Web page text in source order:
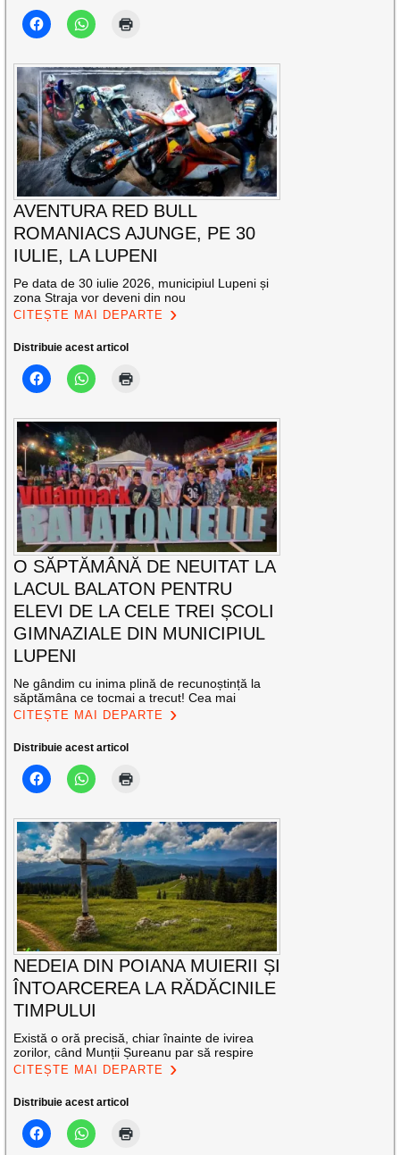
AVENTURA RED BULL
ROMANIACS AJUNGE, PE 30
IULIE, LA LUPENI
Pe data de 30 iulie 2026, municipiul Lupeni și
zona Straja vor deveni din nou
CITEȘTE MAI DEPARTE
Distribuie acest articol
O SĂPTĂMÂNĂ DE NEUITAT LA
LACUL BALATON PENTRU
ELEVI DE LA CELE TREI ȘCOLI
GIMNAZIALE DIN MUNICIPIUL
LUPENI
Ne gândim cu inima plină de recunoștință la
săptămâna ce tocmai a trecut! Cea mai
CITEȘTE MAI DEPARTE
Distribuie acest articol
NEDEIA DIN POIANA MUIERII ȘI
ÎNTOARCEREA LA RĂDĂCINILE
TIMPULUI
Există o oră precisă, chiar înainte de ivirea
zorilor, când Munții Șureanu par să respire
CITEȘTE MAI DEPARTE
Distribuie acest articol